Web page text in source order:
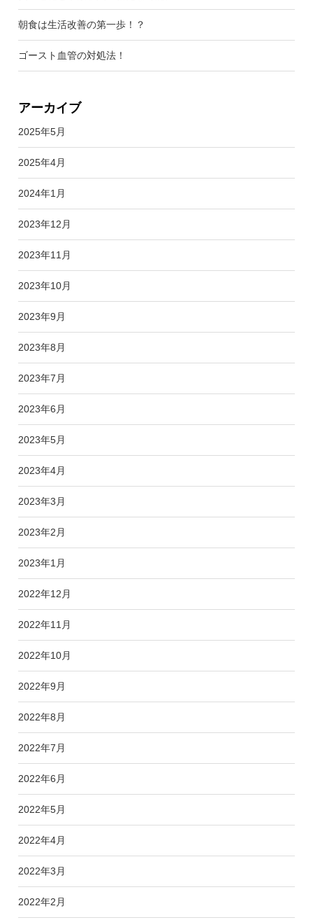
朝食は生活改善の第一歩！？
ゴースト血管の対処法！
アーカイブ
2025年5月
2025年4月
2024年1月
2023年12月
2023年11月
2023年10月
2023年9月
2023年8月
2023年7月
2023年6月
2023年5月
2023年4月
2023年3月
2023年2月
2023年1月
2022年12月
2022年11月
2022年10月
2022年9月
2022年8月
2022年7月
2022年6月
2022年5月
2022年4月
2022年3月
2022年2月